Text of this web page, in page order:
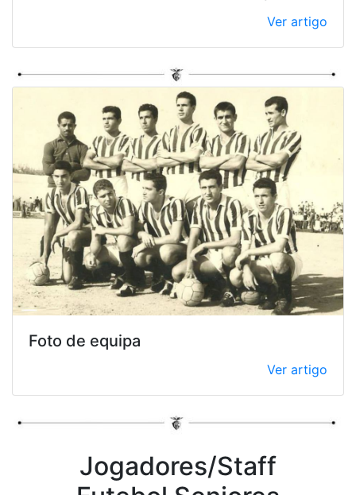
Ver artigo
Foto de equipa
Ver artigo
Jogadores/Staff